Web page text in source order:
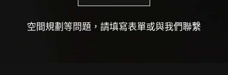
空間規劃等問題，請填寫表單或與我們聯繫